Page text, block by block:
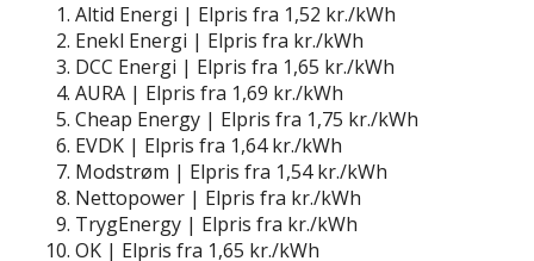
Altid Energi | Elpris fra 1,52 kr./kWh
Enekl Energi | Elpris fra kr./kWh
DCC Energi | Elpris fra 1,65 kr./kWh
AURA | Elpris fra 1,69 kr./kWh
Cheap Energy | Elpris fra 1,75 kr./kWh
EVDK | Elpris fra 1,64 kr./kWh
Modstrøm | Elpris fra 1,54 kr./kWh
Nettopower | Elpris fra kr./kWh
TrygEnergy | Elpris fra kr./kWh
OK | Elpris fra 1,65 kr./kWh